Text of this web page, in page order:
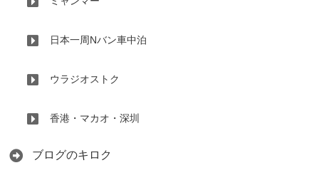
日本一周Nバン車中泊
ウラジオストク
香港・マカオ・深圳
ブログのキロク